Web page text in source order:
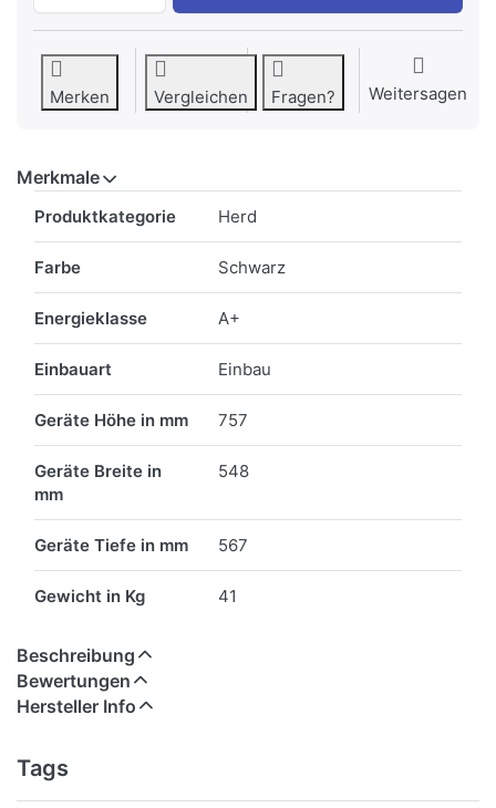
Merken Vergleichen Fragen? Weitersagen
Merkmale
Produktkategorie Herd
Farbe Schwarz
Energieklasse A+
Einbauart Einbau
Geräte Höhe in mm 757
Geräte Breite in
mm
548
Geräte Tiefe in mm 567
Gewicht in Kg 41
Beschreibung
Bewertungen
Hersteller Info
Tags